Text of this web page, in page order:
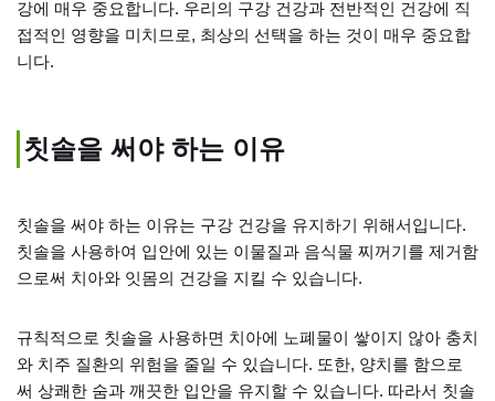
강에 매우 중요합니다. 우리의 구강 건강과 전반적인 건강에 직
접적인 영향을 미치므로, 최상의 선택을 하는 것이 매우 중요합
니다.
칫솔을 써야 하는 이유
칫솔을 써야 하는 이유는 구강 건강을 유지하기 위해서입니다.
칫솔을 사용하여 입안에 있는 이물질과 음식물 찌꺼기를 제거함
으로써 치아와 잇몸의 건강을 지킬 수 있습니다.
규칙적으로 칫솔을 사용하면 치아에 노폐물이 쌓이지 않아 충치
와 치주 질환의 위험을 줄일 수 있습니다. 또한, 양치를 함으로
써 상쾌한 숨과 깨끗한 입안을 유지할 수 있습니다. 따라서 칫솔